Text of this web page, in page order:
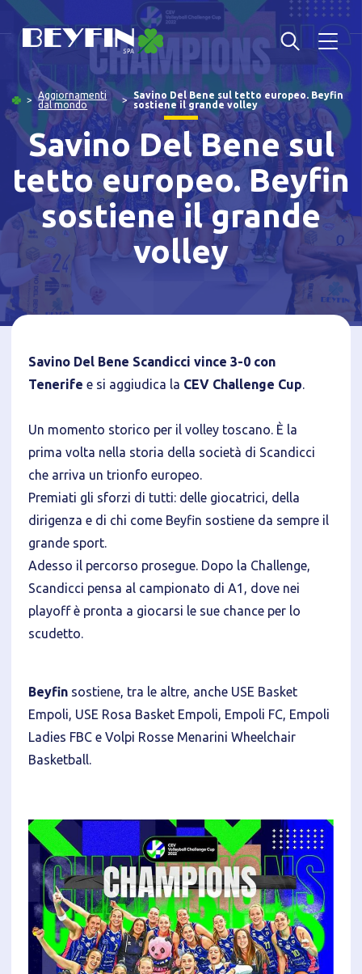
Aggiornamenti
dal mondo
Savino Del Bene sul tetto europeo. Beyfin
sostiene il grande volley
Savino Del Bene sul
tetto europeo. Beyfin
sostiene il grande
volley
Savino Del Bene Scandicci vince 3-0 con
Tenerife e si aggiudica la CEV Challenge Cup.
Un momento storico per il volley toscano. È la
prima volta nella storia della società di Scandicci
che arriva un trionfo europeo.
Premiati gli sforzi di tutti: delle giocatrici, della
dirigenza e di chi come Beyfin sostiene da sempre il
grande sport.
Adesso il percorso prosegue. Dopo la Challenge,
Scandicci pensa al campionato di A1, dove nei
playoff è pronta a giocarsi le sue chance per lo
scudetto.
Beyfin sostiene, tra le altre, anche USE Basket
Empoli, USE Rosa Basket Empoli, Empoli FC, Empoli
Ladies FBC e Volpi Rosse Menarini Wheelchair
Basketball.
Privacy Policy
Tecnici
Accetto l'utilizzo di cookie tecnici (obbligatori per
proseguire la navigazione del sito)